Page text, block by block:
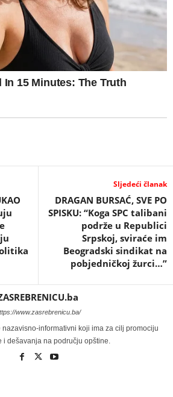
Sljedeći članak
DRAGAN BURSAĆ, SVE PO
SPISKU: “Koga SPC talibani
podrže u Republici
Srpskoj, sviraće im
Beogradski sindikat na
pobjedničkoj žurci…”
www.zasrebrenicu.ba/
nazavisno-informativni koji ima za cilj promociju
i dešavanja na području opštine.